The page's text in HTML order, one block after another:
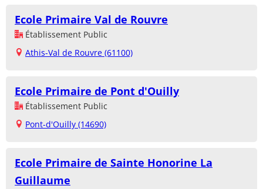
Ecole Primaire Val de Rouvre
Établissement Public
Athis-Val de Rouvre (61100)
Ecole Primaire de Pont d'Ouilly
Établissement Public
Pont-d'Ouilly (14690)
Ecole Primaire de Sainte Honorine La
Guillaume